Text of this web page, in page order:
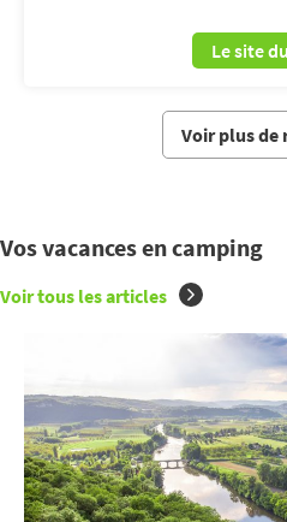
Le site
Voir plus de
Vos vacances en camping
Voir tous les articles